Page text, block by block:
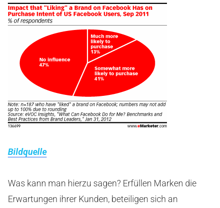
Bildquelle
Was kann man hierzu sagen? Erfüllen Marken die
Erwartungen ihrer Kunden, beteiligen sich an